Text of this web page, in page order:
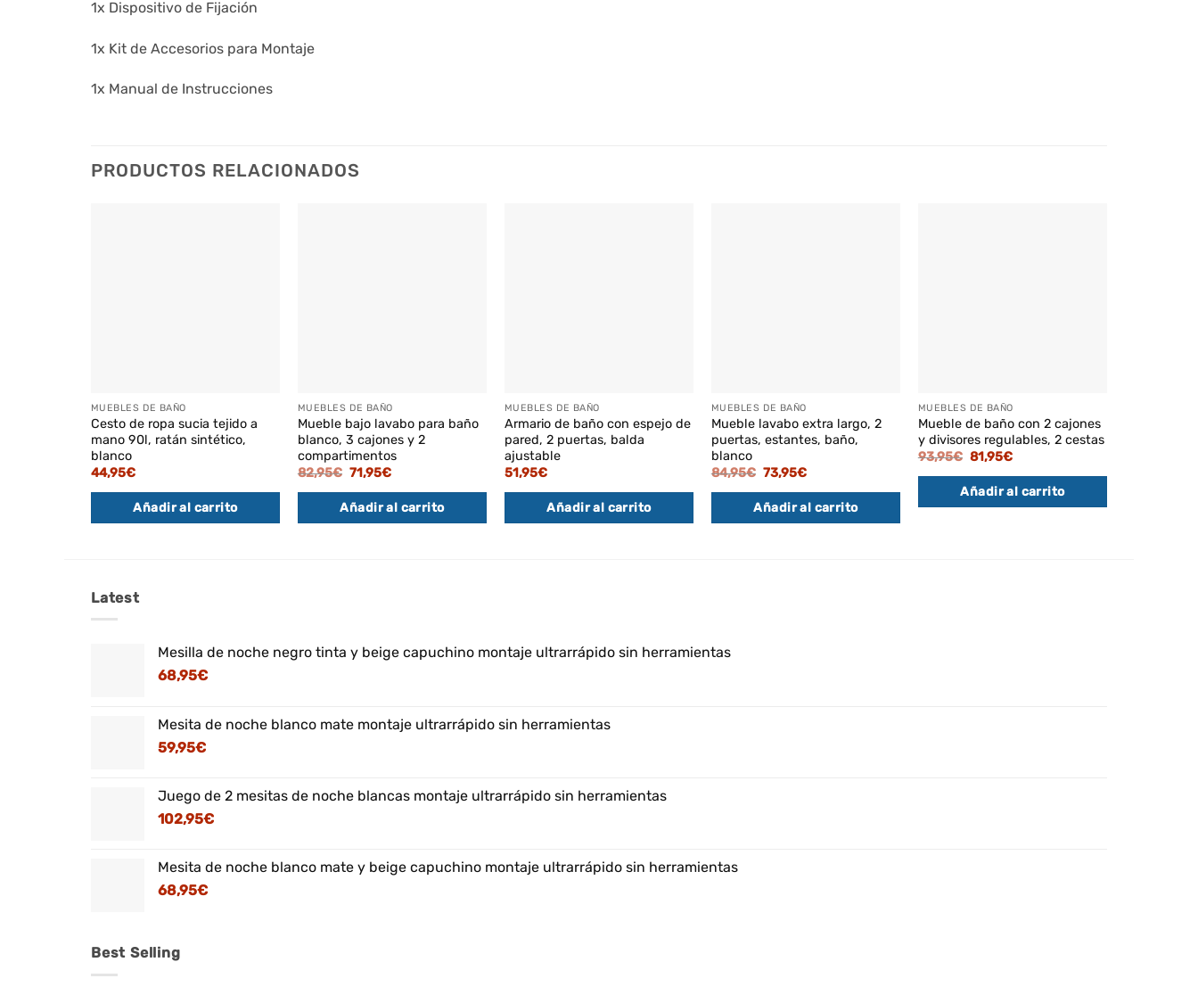
1x Dispositivo de Fijación
1x Kit de Accesorios para Montaje
1x Manual de Instrucciones
PRODUCTOS RELACIONADOS
MUEBLES DE BAÑO
Cesto de ropa sucia tejido a
mano 90l, ratán sintético,
blanco
44,95€
Añadir al carrito
MUEBLES DE BAÑO
Mueble bajo lavabo para baño
blanco, 3 cajones y 2
compartimentos
82,95€ El
original
era:
82,95€.
71,95€El
actual
es:
71,95€.
Añadir al carrito
MUEBLES DE BAÑO
Armario de baño con espejo de
pared, 2 puertas, balda
ajustable
51,95€
Añadir al carrito
MUEBLES DE BAÑO
Mueble lavabo extra largo, 2
puertas, estantes, baño,
blanco
84,95€ El
original
era:
84,95€.
73,95€El
actual
es:
73,95€.
Añadir al carrito
MUEBLES DE BAÑO
Mueble de baño con 2 cajones
y divisores regulables, 2 cestas
93,95€ El
original
era:
93,95€.
81,95€El
actual
es:
81,95€.
Añadir al carrito
Latest
Mesilla de noche negro tinta y beige capuchino montaje ultrarrápido sin herramientas
68,95€
Mesita de noche blanco mate montaje ultrarrápido sin herramientas
59,95€
Juego de 2 mesitas de noche blancas montaje ultrarrápido sin herramientas
102,95€
Mesita de noche blanco mate y beige capuchino montaje ultrarrápido sin herramientas
68,95€
Best Selling